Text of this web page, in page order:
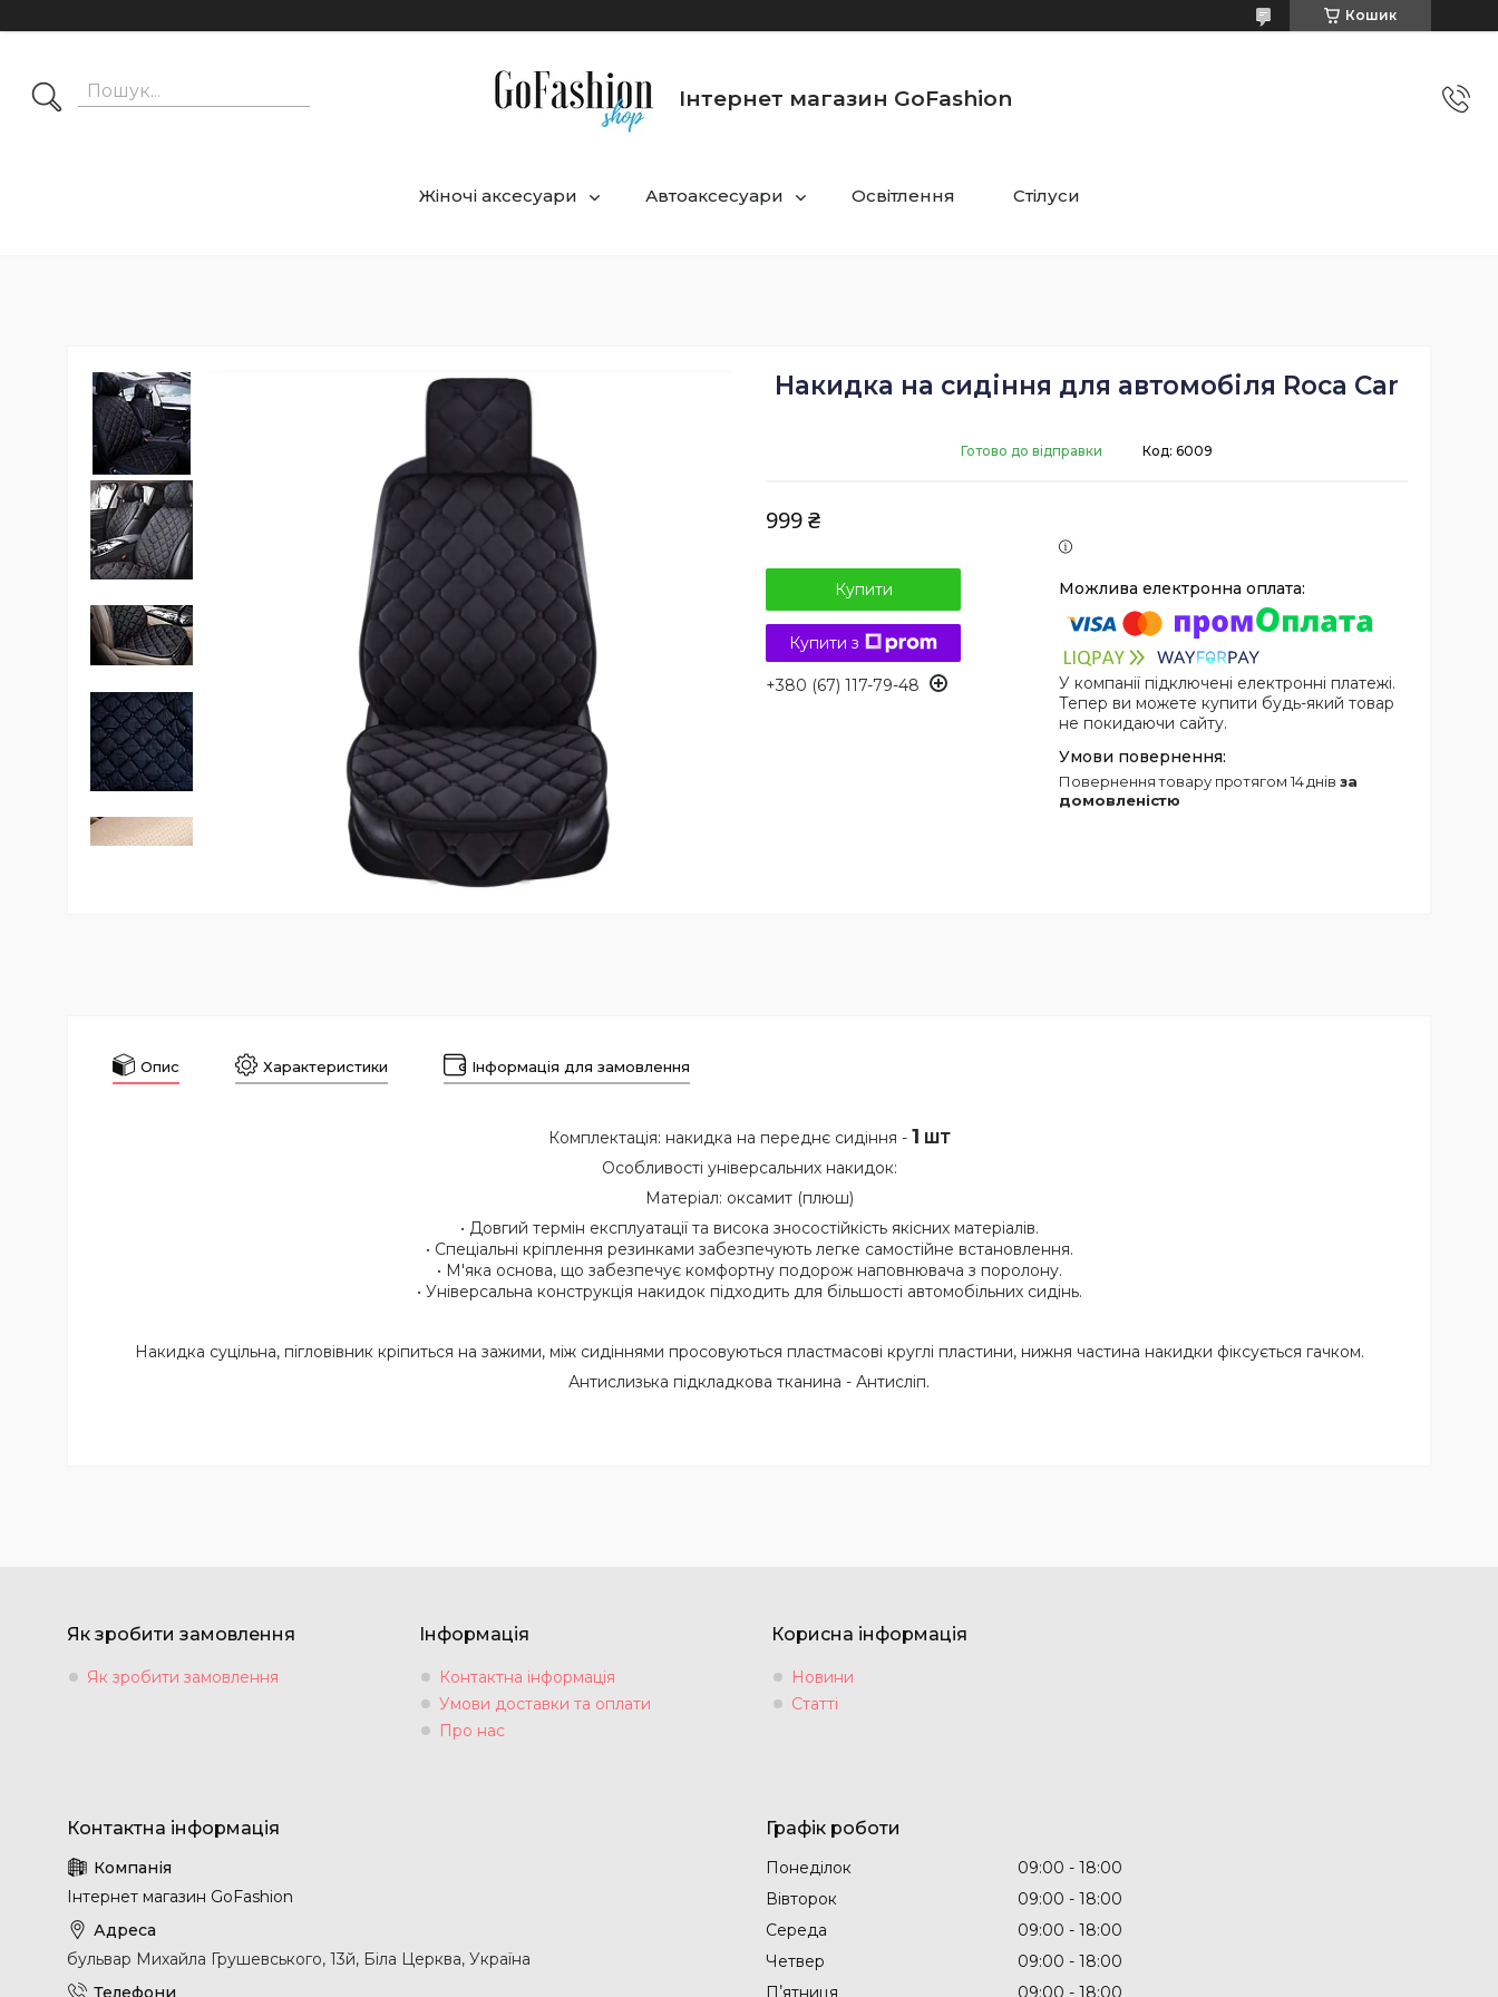
Кошик
Інтернет магазин GoFashion
Жіночі аксесуари Автоаксесуари Освітлення Стілуси
Накидка на сидіння для автомобіля Roca Car
Готово до відправки Код: 6009
999 ₴
Купити
Купити з
+380 (67) 117-79-48
У компанії підключені електронні платежі.
Тепер ви можете купити будь-який товар
не покидаючи сайту.
повернення товару протягом 14 днів за
домовленістю
Опис Характеристики Інформація для замовлення
Комплектація: накидка на переднє сидіння - 1 ШТ
Особливості універсальних накидок:
Матеріал: оксамит (плюш)
• Довгий термін експлуатації та висока зносостійкість якісних матеріалів.
• Спеціальні кріплення резинками забезпечують легке самостійне встановлення.
• М'яка основа, що забезпечує комфортну подорож наповнювача з поролону.
• Універсальна конструкція накидок підходить для більшості автомобільних сидінь.
Накидка суцільна, пігловівник кріпиться на зажими, між сидіннями просовуються пластмасові круглі пластини, нижня частина накидки фіксується гачком.
Антислизька підкладкова тканина - Антисліп.
Як зробити замовлення
Як зробити замовлення
Інформація
Контактна інформація
Умови доставки та оплати
Про нас
Корисна інформація
Новини
Статті
Інтернет магазин GoFashion
бульвар Михайла Грушевського, 13й, Біла Церква, Україна
Графік роботи
Понеділок 09:00
18:00
Вівторок
09:00
18:00
Середа
09:00
18:00
Четвер
09:00
18:00
Пʼятниця
09:00 18:00